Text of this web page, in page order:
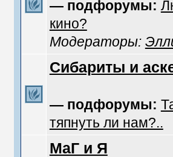
— подфорумы:
кино?
Модераторы:
Сибариты и
— подфорумы:
тяпнуть ли нам?..
МаГ и Я